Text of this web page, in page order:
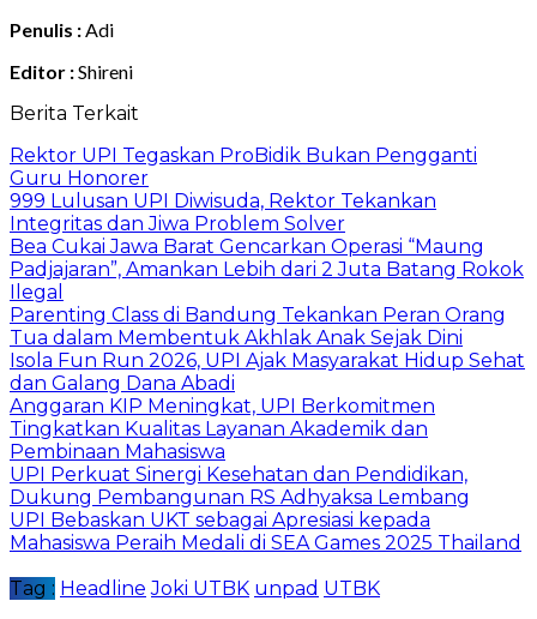
Penulis :Adi
Editor :Shireni
Berita Terkait
Rektor UPI Tegaskan ProBidik Bukan Pengganti
Guru Honorer
999 Lulusan UPI Diwisuda, Rektor Tekankan
Integritas dan Jiwa Problem Solver
Bea Cukai Jawa Barat Gencarkan Operasi “Maung
Padjajaran”, Amankan Lebih dari 2 Juta Batang Rokok
Ilegal
Parenting Class di Bandung Tekankan Peran Orang
Tua dalam Membentuk Akhlak Anak Sejak Dini
Isola Fun Run 2026, UPI Ajak Masyarakat Hidup Sehat
dan Galang Dana Abadi
Anggaran KIP Meningkat, UPI Berkomitmen
Tingkatkan Kualitas Layanan Akademik dan
Pembinaan Mahasiswa
UPI Perkuat Sinergi Kesehatan dan Pendidikan,
Dukung Pembangunan RS Adhyaksa Lembang
UPI Bebaskan UKT sebagai Apresiasi kepada
Mahasiswa Peraih Medali di SEA Games 2025 Thailand
Tag : Headline Joki UTBK unpad UTBK